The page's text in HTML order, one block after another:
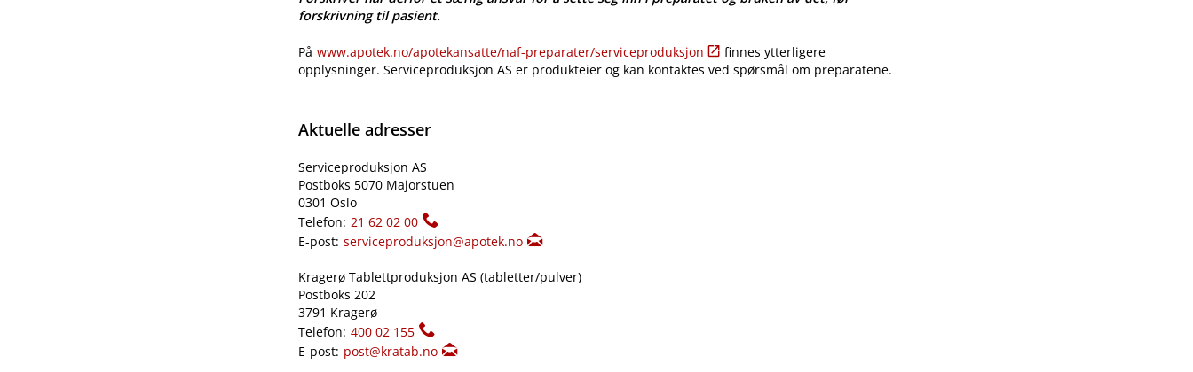
forskrivning til pasient.
På www.apotek.no​/​apotekansatte​/​naf-preparater​/​serviceproduksjon
finnes ytterligere
opplysninger. Serviceproduksjon AS er produkteier og kan kontaktes ved spørsmål om preparatene.
Aktuelle adresser
Serviceproduksjon AS
Postboks 5070 Majorstuen
0301 Oslo
Telefon: 21 62 02 00
E-post: serviceproduksjon@apotek.no
Kragerø Tablettproduksjon AS (tabletter​/​pulver)
Postboks 202
3791 Kragerø
Telefon: 400 02 155
E-post: post@kratab.no